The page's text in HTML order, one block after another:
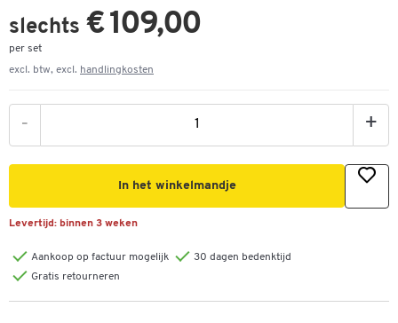
slechts € 109,00
per set
excl. btw, excl. handlingkosten
- +
In het winkelmandje
Levertijd: binnen 3 weken
Aankoop op factuur mogelijk
30 dagen bedenktijd
Gratis retourneren